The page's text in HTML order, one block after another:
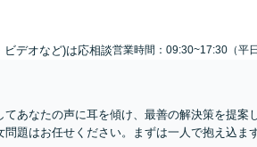
デオなど)は応相談営業時間：09:30~17:30（平日
てあなたの声に耳を傾け、最善の解決策を提案
題はお任せください。まずは一人で抱え込ま